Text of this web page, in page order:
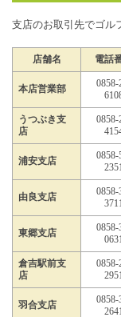
支店のお取引先でゴル
店舗名 電話
本店営業部
0858-
うつぶき支
店
0858-
浦安支店
0858-
2351
由良支店
0858-
3711
東郷支店
0858-
0631
倉吉駅前支
店
0858-
2951
羽合支店
0858-
2641